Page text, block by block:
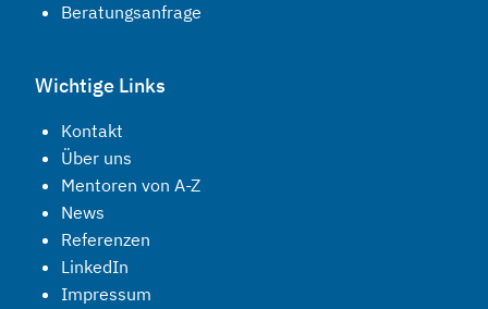
Beratungsanfrage
Wichtige Links
Kontakt
Über uns
Mentoren von A-Z
News
Referenzen
LinkedIn
Impressum